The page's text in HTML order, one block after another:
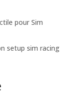
pour Sim
setup sim racing